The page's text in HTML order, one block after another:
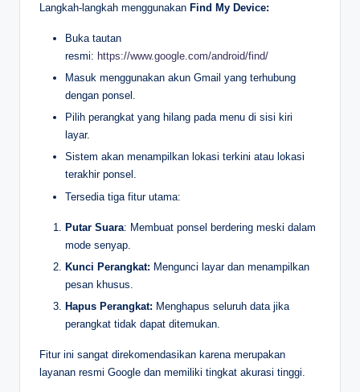
Langkah-langkah menggunakan Find My Device:
Buka tautan
resmi: https://www.google.com/android/find/
Masuk menggunakan akun Gmail yang terhubung
dengan ponsel.
Pilih perangkat yang hilang pada menu di sisi kiri
layar.
Sistem akan menampilkan lokasi terkini atau lokasi
terakhir ponsel.
Tersedia tiga fitur utama:
Putar Suara: Membuat ponsel berdering meski dalam
mode senyap.
Kunci Perangkat: Mengunci layar dan menampilkan
pesan khusus.
Hapus Perangkat: Menghapus seluruh data jika
perangkat tidak dapat ditemukan.
Fitur ini sangat direkomendasikan karena merupakan
layanan resmi Google dan memiliki tingkat akurasi tinggi.